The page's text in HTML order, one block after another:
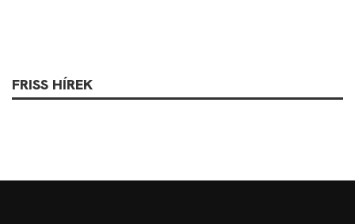
FRISS HÍREK